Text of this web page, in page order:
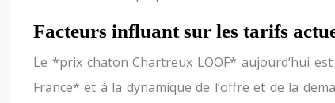
Facteurs influant sur les tarifs
Le *prix chaton Chartreux LOOF* aujourd’hui
France* et à la dynamique de l’offre et de la